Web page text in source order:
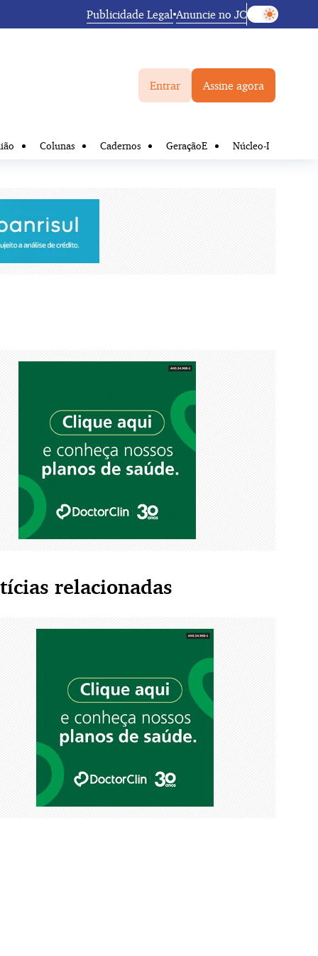
Publicidade Legal Anuncie no JC
Entrar Assine agora
Colunas Cadernos GeraçãoE Núcleo-I
relacionadas